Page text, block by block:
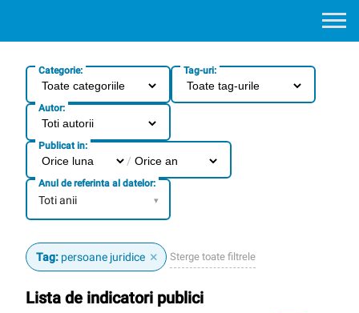
Categorie: Tag-uri:
Autor:
Publicat in:
/
Anul de referinta al datelor:
Toti anii ▾
Tag: persoane juridice × Sterge toate filtrele
Lista de indicatori publici